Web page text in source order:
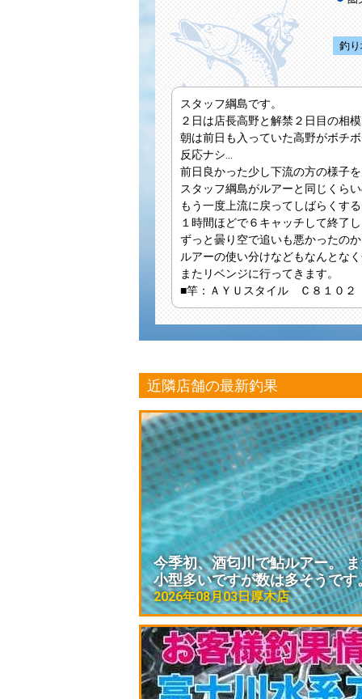
釣
スタッフ綱島です。
２日は店長高野と解禁２日目の相
朝は前日も入っていた高野がボチ
反応ナシ...
前日良かった少し下流の方の様子
スタッフ綱島がルアーと同じくら
もう一度上流に戻ってしばらくす
１時間ほどで６キャッチして終了
ずっと曇り空で追いも悪かったの
ルアーの使い分けなどもなんとな
またリベンジに行ってきます。
■竿 ：ＡＹＵスタイル Ｃ８１０２
近隣店舗の最新釣果
今季初、酒匂川で鮎ルアー。
小型多いですが数は多そうです
2026年08月03日厚木店